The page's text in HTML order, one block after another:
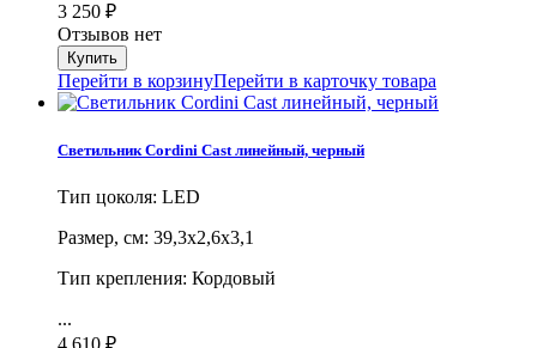
3 250 ₽
Отзывов нет
Перейти в корзинуПерейти в карточку товара
Светильник Cordini Cast линейный, черный
Тип цоколя: LED
Размер, cм: 39,3х2,6х3,1
Тип крепления: Кордовый
...
4 610 ₽